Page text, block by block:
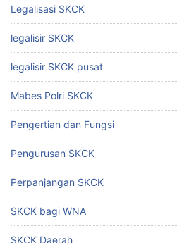
Legalisasi SKCK
legalisir SKCK
legalisir SKCK pusat
Mabes Polri SKCK
Pengertian dan Fungsi
Pengurusan SKCK
Perpanjangan SKCK
SKCK bagi WNA
SKCK Daerah